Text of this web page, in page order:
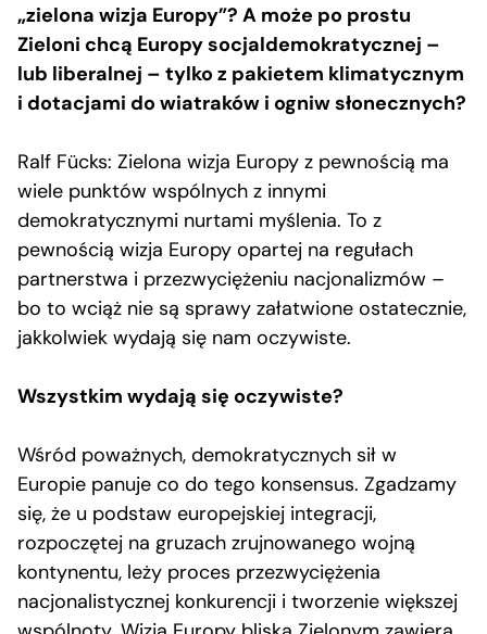
„zielona wizja Europy”? A może po prostu
Zieloni chcą Europy socjaldemokratycznej –
lub liberalnej – tylko z pakietem klimatycznym
i dotacjami do wiatraków i ogniw słonecznych?
Ralf Fücks: Zielona wizja Europy z pewnością ma
wiele punktów wspólnych z innymi
demokratycznymi nurtami myślenia. To z
pewnością wizja Europy opartej na regułach
partnerstwa i przezwyciężeniu nacjonalizmów –
bo to wciąż nie są sprawy załatwione ostatecznie,
jakkolwiek wydają się nam oczywiste.
Wszystkim wydają się oczywiste?
Wśród poważnych, demokratycznych sił w
Europie panuje co do tego konsensus. Zgadzamy
się, że u podstaw europejskiej integracji,
rozpoczętej na gruzach zrujnowanego wojną
kontynentu, leży proces przezwyciężenia
nacjonalistycznej konkurencji i tworzenie większej